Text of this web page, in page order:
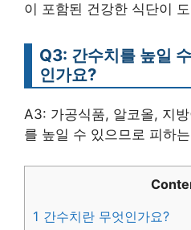
이 포함된 건강한 식단이
Q3: 간수치를 높일
인가요?
A3: 가공식품, 알코올, 지
를 높일 수 있으므로 피하
1 간수치란 무엇인가요?